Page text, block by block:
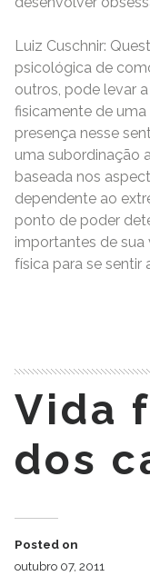
Luiz Cuschnir:
psicológica de
outros, pode levar
fisicamente de
presença nesse
uma subordinação
baseada nos
dependente ao
ponto de poder
importantes de sua
física para se sentir
Vida
dos
Posted on
outubro 07, 2011